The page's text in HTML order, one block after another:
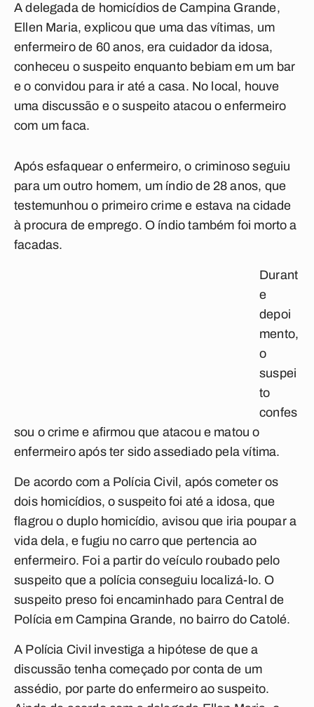
A delegada de homicídios de Campina Grande,
Ellen Maria, explicou que uma das vítimas, um
enfermeiro de 60 anos, era cuidador da idosa,
conheceu o suspeito enquanto bebiam em um bar
e o convidou para ir até a casa. No local, houve
uma discussão e o suspeito atacou o enfermeiro
com um faca.
Após esfaquear o enfermeiro, o criminoso seguiu
para um outro homem, um índio de 28 anos, que
testemunhou o primeiro crime e estava na cidade
à procura de emprego. O índio também foi morto a
facadas.
Durant
e
depoi
mento,
o
suspei
to
confes
sou o crime e afirmou que atacou e matou o
enfermeiro após ter sido assediado pela vítima.
De acordo com a Polícia Civil, após cometer os
dois homicídios, o suspeito foi até a idosa, que
flagrou o duplo homicídio, avisou que iria poupar a
vida dela, e fugiu no carro que pertencia ao
enfermeiro. Foi a partir do veículo roubado pelo
suspeito que a polícia conseguiu localizá-lo. O
suspeito preso foi encaminhado para Central de
Polícia em Campina Grande, no bairro do Catolé.
A Polícia Civil investiga a hipótese de que a
discussão tenha começado por conta de um
assédio, por parte do enfermeiro ao suspeito.